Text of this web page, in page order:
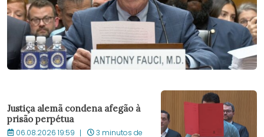
Justiça alemã condena afegão à
prisão perpétua
06.08.2026 19:59 3 minutos de